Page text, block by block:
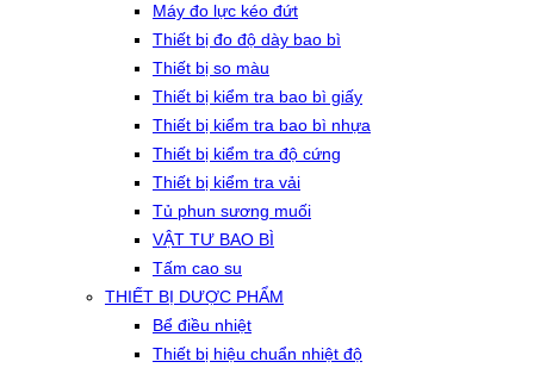
Máy đo lực kéo đứt
Thiết bị đo độ dày bao bì
Thiết bị so màu
Thiết bị kiểm tra bao bì giấy
Thiết bị kiểm tra bao bì nhựa
Thiết bị kiểm tra độ cứng
Thiết bị kiểm tra vải
Tủ phun sương muối
VẬT TƯ BAO BÌ
Tấm cao su
THIẾT BỊ DƯỢC PHẨM
Bể điều nhiệt
Thiết bị hiệu chuẩn nhiệt độ